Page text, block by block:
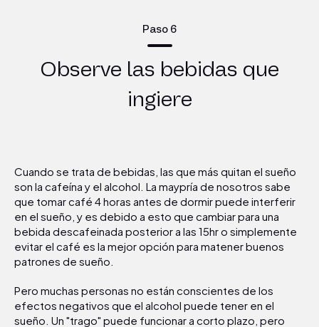
Paso 6
Observe las bebidas que
ingiere
Cuando se trata de bebidas, las que más quitan el sueño
son la cafeína y el alcohol. La maypría de nosotros sabe
que tomar café 4 horas antes de dormir puede interferir
en el sueño, y es debido a esto que cambiar para una
bebida descafeinada posterior a las 15hr o simplemente
evitar el café es la mejor opción para matener buenos
patrones de sueño.
Pero muchas personas no están conscientes de los
efectos negativos que el alcohol puede tener en el
sueño. Un "trago" puede funcionar a corto plazo, pero